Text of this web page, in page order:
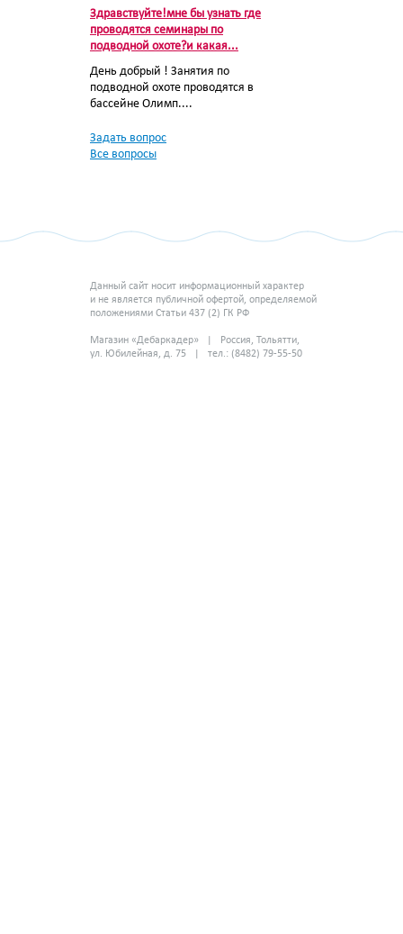
Здравствуйте!мне бы узнать где
проводятся семинары по
подводной охоте?и какая...
День добрый ! Занятия по
подводной охоте проводятся в
бассейне Олимп....
Задать вопрос
Все вопросы
Данный сайт носит информационный характер
и не является публичной офертой, определяемой
положениями Статьи 437 (2) ГК РФ
Магазин «Дебаркадер» | Россия, Тольятти,
ул. Юбилейная, д. 75 | тел.: (8482) 79-55-50